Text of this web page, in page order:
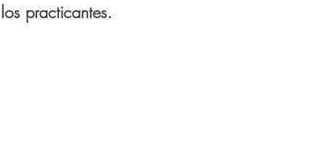
los practicantes.